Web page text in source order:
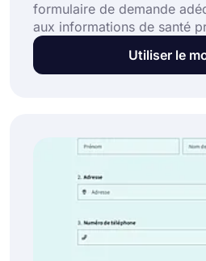
formulaire de demande
aux informations de santé
patients. Vous pouvez
fonction de vos besoins si
ligne, commencez dès
Utiliser le